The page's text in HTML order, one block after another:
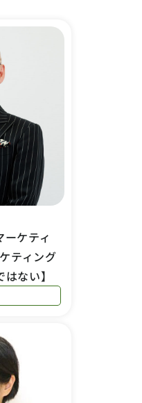
ケティ
ティング
ない】